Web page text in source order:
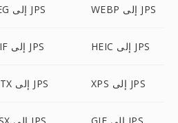
JPEG إلى JPS WEBP إلى JPS
AVIF إلى JPS HEIC إلى JPS
PPTX إلى JPS XPS إلى JPS